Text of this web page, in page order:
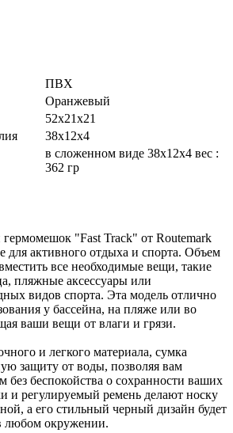
ПВХ
Оранжевый
52х21х21
38х12х4
в сложенном виде 38х12х4 вес :
362 гр
"Fast Track" от Routemark
для активного отдыха и спорта. Объем
все необходимые вещи, такие
пляжные аксессуары или
видов спорта. Эта модель отлично
у бассейна, на пляже или во
ваши вещи от влаги и грязи.
и легкого материала, сумка
защиту от воды, позволяя вам
без беспокойства о сохранности ваших
и регулируемый ремень делают носку
а его стильный черный дизайн будет
любом окружении.